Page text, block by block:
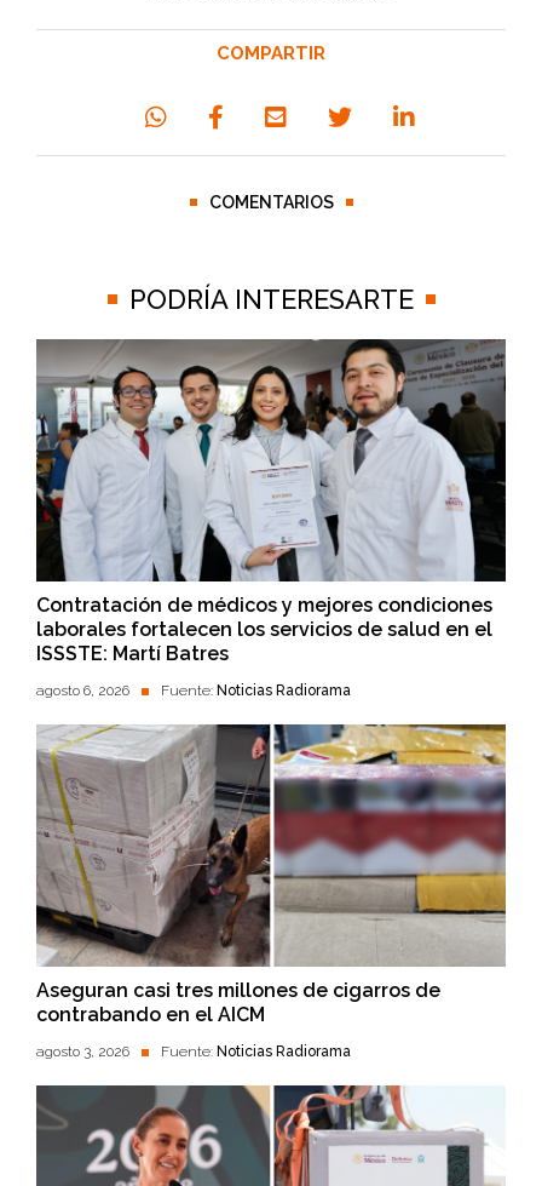
COMPARTIR
COMENTARIOS
PODRÍA INTERESARTE
Contratación de médicos y mejores condiciones
laborales fortalecen los servicios de salud en el
ISSSTE: Martí Batres
agosto 6, 2026 Fuente: Noticias Radiorama
Aseguran casi tres millones de cigarros de
contrabando en el AICM
agosto 3, 2026 Fuente: Noticias Radiorama